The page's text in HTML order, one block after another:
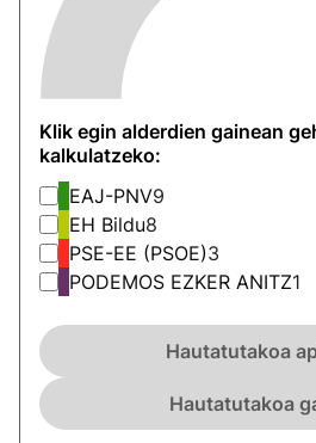
Klik egin alderdien gainean
kalkulatzeko:
EAJ-PNV9
EH Bildu8
PSE-EE (PSOE)3
PODEMOS EZKER ANITZ1
Hautatutakoa
Hautatutakoa